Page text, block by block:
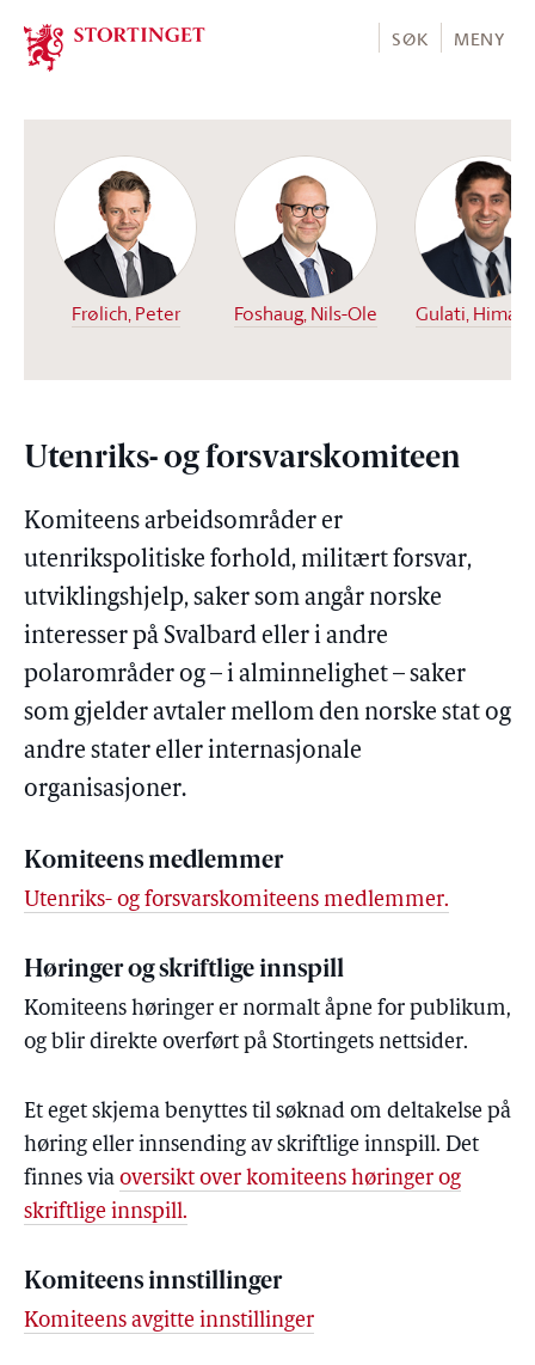
Stortinget.no
SØK MENY
Frølich, Peter Foshaug, Nils-Ole Gulati,
Utenriks- og forsvarskomiteen
Komiteens arbeidsområder er
utenrikspolitiske forhold, militært forsvar,
utviklingshjelp, saker som angår norske
interesser på Svalbard eller i andre
polarområder og – i alminnelighet – saker
som gjelder avtaler mellom den norske stat og
andre stater eller internasjonale
organisasjoner.
Komiteens medlemmer
Utenriks- og forsvarskomiteens medlemmer.
Høringer og skriftlige innspill
Komiteens høringer er normalt åpne for publikum,
og blir direkte overført på Stortingets nettsider.
Et eget skjema benyttes til søknad om deltakelse på
høring eller innsending av skriftlige innspill. Det
finnes via oversikt over komiteens høringer og
skriftlige innspill.
Komiteens innstillinger
Komiteens avgitte innstillinger